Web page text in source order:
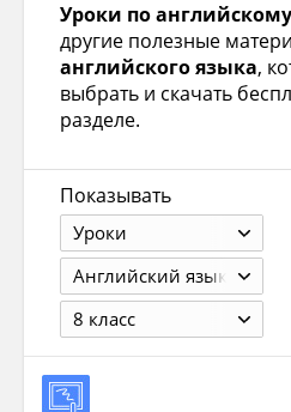
Уроки по
другие полезные
английского языка,
выбрать и скачать
разделе.
Показывать
Уроки
Английский язык
8 класс